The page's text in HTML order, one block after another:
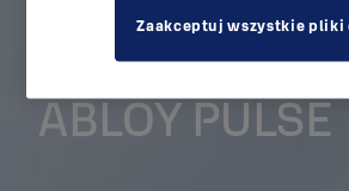
ABLOY PULSE
Zaakceptuj wszystkie pliki